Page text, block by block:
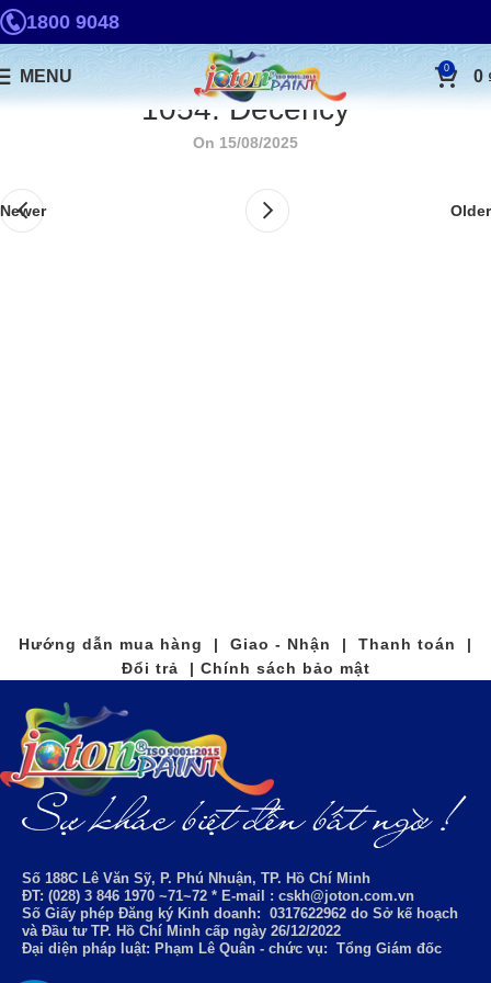
1800 9048
MENU 0 0
1054. Decency
On 15/08/2025
Newer Older
Hướng dẫn mua hàng | Giao - Nhận | Thanh toán |
Đổi trả | Chính sách bảo mật
Số 188C Lê Văn Sỹ, P. Phú Nhuận, TP. Hồ Chí Minh
ĐT: (028) 3 846 1970 ~71~72 * E-mail : cskh@joton.com.vn
Số Giấy phép Đăng ký Kinh doanh: 0317622962 do Sở kế hoạch
và Đầu tư TP. Hồ Chí Minh cấp ngày 26/12/2022
Đại diện pháp luật: Phạm Lê Quân - chức vụ: Tổng Giám đốc